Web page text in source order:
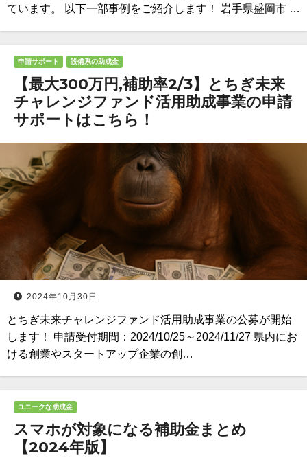
ています。 以下一部事例をご紹介します！ 岩手県盛岡市 …
申請サポート 設備系の助成金
【最大300万円,補助率2/3】とちぎ未来
チャレンジファンド活用助成事業の申請
サポートはこちら！
2024年10月30日
とちぎ未来チャレンジファンド活用助成事業の公募が開始
します！ 申請受付期間：2024/10/25～2024/11/27 県内にお
ける創業やスタートアップ企業の創…
ユニークな助成金
スマホが対象になる補助金まとめ
【2024年版】